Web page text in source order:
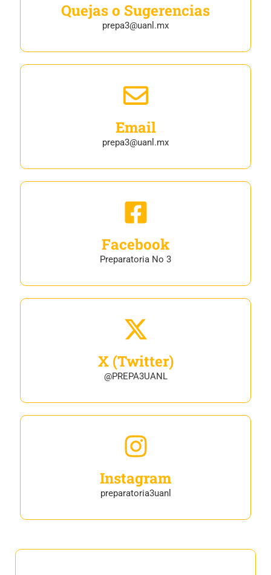
Quejas o Sugerencias
prepa3@uanl.mx
Email
prepa3@uanl.mx
Facebook
Preparatoria No 3
X (Twitter)
@PREPA3UANL
Instagram
preparatoria3uanl